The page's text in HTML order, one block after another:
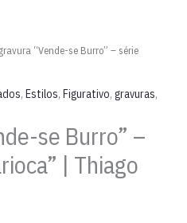
“Vende-se Burro” – série
, Estilos, Figurativo, gravuras,
se Burro” –
| Thiago